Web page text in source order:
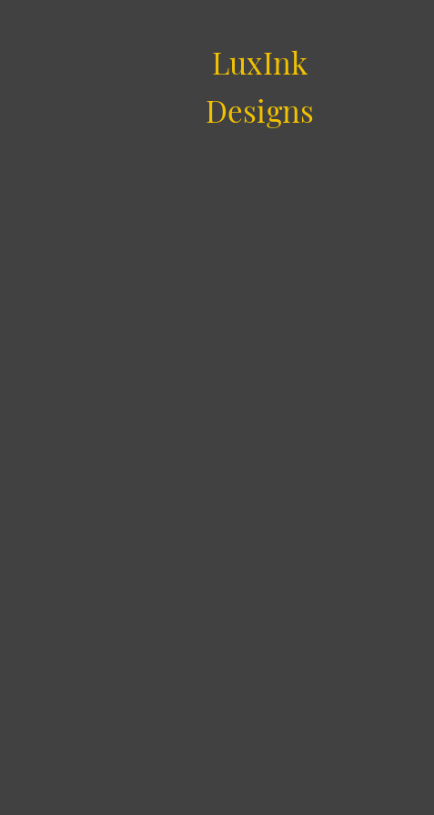
LuxInk
Designs